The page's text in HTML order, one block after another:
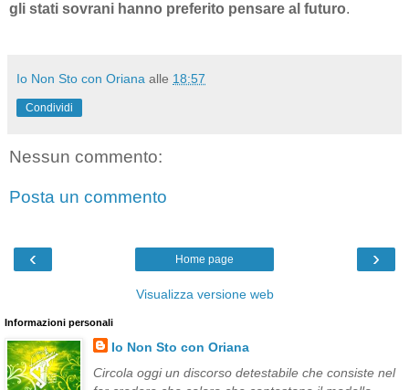
gli stati sovrani hanno preferito pensare al futuro.
Io Non Sto con Oriana alle 18:57
Condividi
Nessun commento:
Posta un commento
‹ ›
Home page
Visualizza versione web
Informazioni personali
Io Non Sto con Oriana
Circola oggi un discorso detestabile che consiste nel